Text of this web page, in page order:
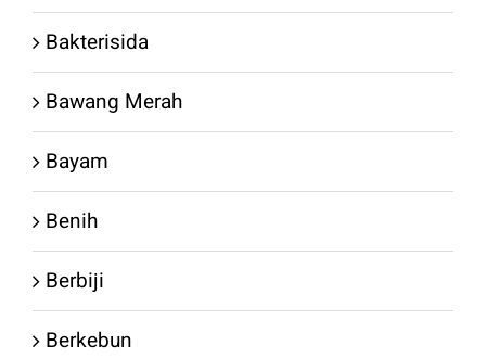
Bakterisida
Bawang Merah
Bayam
Benih
Berbiji
Berkebun